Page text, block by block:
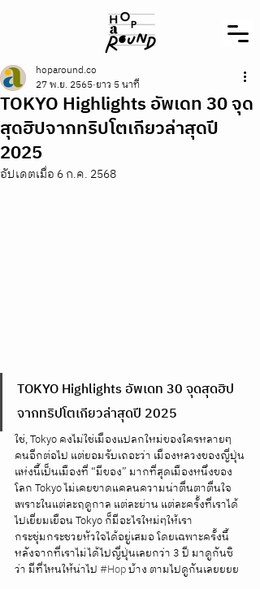
TOKYO Highlights อัพเดท 30 จุด
สุดฮิปจากทริปโตเกียวล่าสุดปี
2025
hoparound.co
27 พ.ย. 2565 ยาว 5 นาที
อัปเดตเมื่อ 6 ก.ค. 2568
TOKYO Highlights อัพเดท 30 จุดสุดฮิป
จากทริปโตเกียวล่าสุดปี 2025
ใช่, Tokyo คงไม่ใช่เมืองแปลกใหม่ของใครหลายๆ
คนอีกต่อไป แต่ยอมรับเถอะว่า เมืองหลวงของญี่ปุ่น
แห่งนี้เป็นเมืองที่ “มีของ” มากที่สุดเมืองหนึ่งของ
โลก Tokyo ไม่เคยขาดแคลนความน่าตื่นตาตื่นใจ
เพราะในแต่ละฤดูกาล แต่ละย่าน แต่ละครั้งที่เราได้
ไปเยี่ยมเยือน Tokyo ก็มีอะไรใหม่ๆให้เรา
กระชุ่มกระชวยหัวใจได้อยู่เสมอ โดยเฉพาะครั้งนี้
หลังจากที่เราไม่ได้ไปญี่ปุ่นเลยกว่า 3 ปี มาดูกันซิ
ว่า มีที่ไหนให้น่าไป #Hop บ้าง ตามไปดูกันเลยยยย